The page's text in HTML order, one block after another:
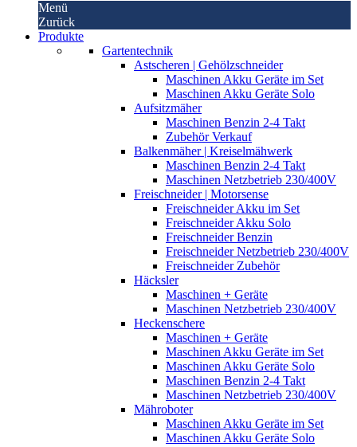
Menü
Zurück
Produkte
Gartentechnik
Astscheren | Gehölzschneider
Maschinen Akku Geräte im Set
Maschinen Akku Geräte Solo
Aufsitzmäher
Maschinen Benzin 2-4 Takt
Zubehör Verkauf
Balkenmäher | Kreiselmähwerk
Maschinen Benzin 2-4 Takt
Maschinen Netzbetrieb 230/400V
Freischneider | Motorsense
Freischneider Akku im Set
Freischneider Akku Solo
Freischneider Benzin
Freischneider Netzbetrieb 230/400V
Freischneider Zubehör
Häcksler
Maschinen + Geräte
Maschinen Netzbetrieb 230/400V
Heckenschere
Maschinen + Geräte
Maschinen Akku Geräte im Set
Maschinen Akku Geräte Solo
Maschinen Benzin 2-4 Takt
Maschinen Netzbetrieb 230/400V
Mähroboter
Maschinen Akku Geräte im Set
Maschinen Akku Geräte Solo